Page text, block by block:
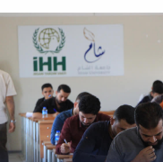
للخريجين
2023